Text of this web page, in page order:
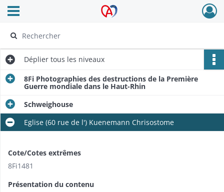
Archives Alsace - Colmar
Ouvrir le menu déroulant
Déplier tous les niveaux
8Fi Photographies des destructions de la Première
Guerre mondiale dans le Haut-Rhin
Schweighouse
Eglise (60 rue de l') Kuenemann Chrisostome
Cote/Cotes extrêmes
8Fi1481
Présentation du contenu